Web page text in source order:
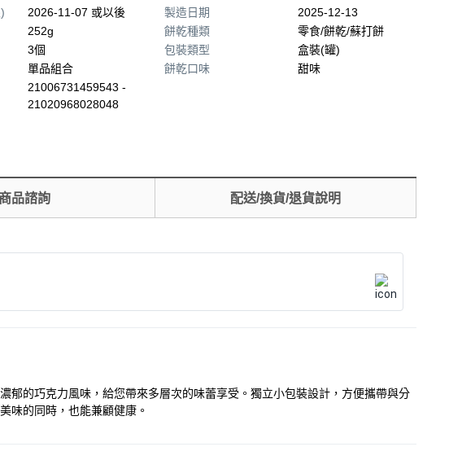
2026-11-07 或以後
252g
3個
單品組合
21006731459543 -
21020968028048
製造日期
2025-12-13
餅乾種類
零食/餅乾/蘇打餅
包裝類型
盒裝(罐)
餅乾口味
甜味
商品諮詢 配送/換貨/退貨說明
的巧克力風味，給您帶來多層次的味蕾享受。獨立小包裝設計，方便攜帶與分
味的同時，也能兼顧健康。